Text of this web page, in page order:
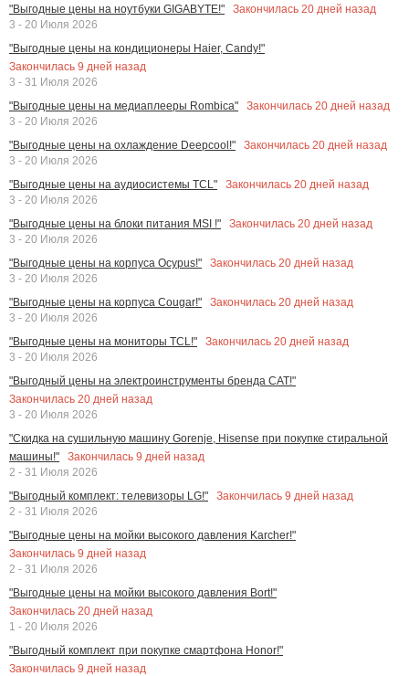
"Выгодные цены на ноутбуки GIGABYTE!"
Закончилась 20 дней назад
3 - 20 Июля 2026
"Выгодные цены на кондиционеры Haier, Candy!"
Закончилась 9 дней назад
3 - 31 Июля 2026
"Выгодные цены на медиаплееры Rombica"
Закончилась 20 дней назад
3 - 20 Июля 2026
"Выгодные цены на охлаждение Deepcool!"
Закончилась 20 дней назад
3 - 20 Июля 2026
"Выгодные цены на аудиосистемы TCL"
Закончилась 20 дней назад
3 - 20 Июля 2026
"Выгодные цены на блоки питания MSI !"
Закончилась 20 дней назад
3 - 20 Июля 2026
"Выгодные цены на корпуса Ocypus!"
Закончилась 20 дней назад
3 - 20 Июля 2026
"Выгодные цены на корпуса Cougar!"
Закончилась 20 дней назад
3 - 20 Июля 2026
"Выгодные цены на мониторы TCL!"
Закончилась 20 дней назад
3 - 20 Июля 2026
"Выгодный цены на электроинструменты бренда CAT!"
Закончилась 20 дней назад
3 - 20 Июля 2026
"Скидка на сушильную машину Gorenje, Hisense при покупке стиральной
машины!"
Закончилась 9 дней назад
2 - 31 Июля 2026
"Выгодный комплект: телевизоры LG!"
Закончилась 9 дней назад
2 - 31 Июля 2026
"Выгодные цены на мойки высокого давления Karcher!"
Закончилась 9 дней назад
2 - 31 Июля 2026
"Выгодные цены на мойки высокого давления Bort!"
Закончилась 20 дней назад
1 - 20 Июля 2026
"Выгодный комплект при покупке смартфона Honor!"
Закончилась 9 дней назад